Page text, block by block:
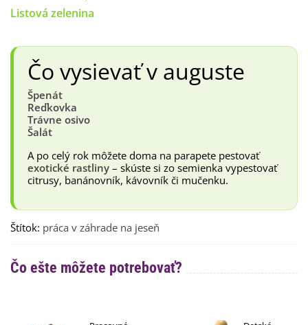
Listová zelenina
Čo vysievať v auguste
Špenát
Reďkovka
Trávne osivo
Šalát
A po celý rok môžete doma na parapete pestovať
exotické rastliny – skúste si zo semienka vypestovať
citrusy, banánovník, kávovník či mučenku.
Štítok: práca v záhrade na jeseň
Čo ešte môžete potrebovať?